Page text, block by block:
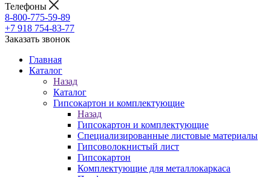
Телефоны
8-800-775-59-89
+7 918 754-83-77
Заказать звонок
Главная
Каталог
Назад
Каталог
Гипсокартон и комплектующие
Назад
Гипсокартон и комплектующие
Специализированные листовые материалы
Гипсоволокнистый лист
Гипсокартон
Комплектующие для металлокаркаса